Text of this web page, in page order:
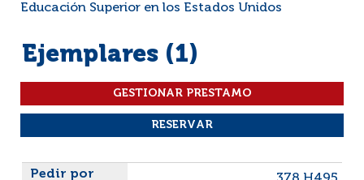
Educación Superior en los Estados Unidos
Ejemplares (1)
Liste des exemplaires